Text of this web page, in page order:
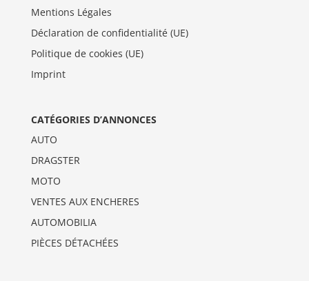
Mentions Légales
Déclaration de confidentialité (UE)
Politique de cookies (UE)
Imprint
CATÉGORIES D’ANNONCES
AUTO
DRAGSTER
MOTO
VENTES AUX ENCHERES
AUTOMOBILIA
PIÈCES DÉTACHÉES